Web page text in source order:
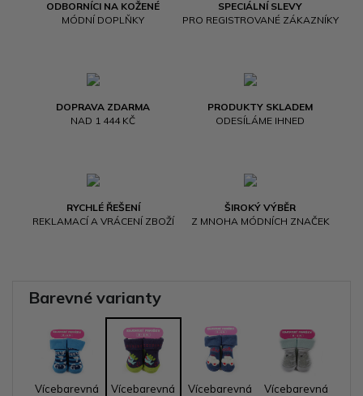
ODBORNÍCI NA KOŽENÉ
MÓDNÍ DOPLŇKY
SPECIÁLNÍ SLEVY
PRO REGISTROVANÉ ZÁKAZNÍKY
DOPRAVA ZDARMA
NAD 1 444 KČ
PRODUKTY SKLADEM
ODESÍLÁME IHNED
RYCHLÉ ŘEŠENÍ
REKLAMACÍ A VRÁCENÍ ZBOŽÍ
ŠIROKÝ VÝBĚR
Z MNOHA MÓDNÍCH ZNAČEK
Barevné varianty
Vícebarevná Vícebarevná Vícebarevná Vícebarevná